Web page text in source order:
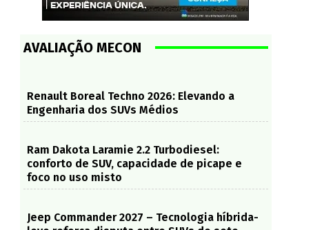
AVALIAÇÃO MECON
Renault Boreal Techno 2026: Elevando a
Engenharia dos SUVs Médios
Ram Dakota Laramie 2.2 Turbodiesel:
conforto de SUV, capacidade de picape e
foco no uso misto
Jeep Commander 2027 – Tecnologia híbrida-